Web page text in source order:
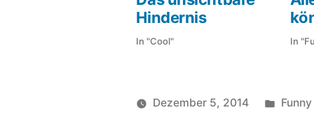
Hindernis
In "Cool" In
Dezember 5, 2014
Funny